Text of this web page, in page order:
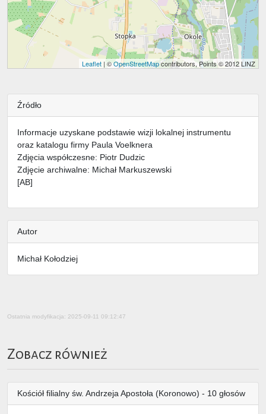
Leaflet | ©OpenStreetMapcontributors, Points © 2012 LINZ
Źródło
Informacje uzyskane podstawie wizji lokalnej instrumentu
oraz katalogu firmy Paula Voelknera
Zdjęcia współczesne: Piotr Dudzic
Zdjęcie archiwalne: Michał Markuszewski
[AB]
Autor
Michał Kołodziej
Ostatnia modyfikacja: 2025-09-11 09:12:47
Zobacz również
Kościół filialny św. Andrzeja Apostoła (Koronowo) - 10 głosów